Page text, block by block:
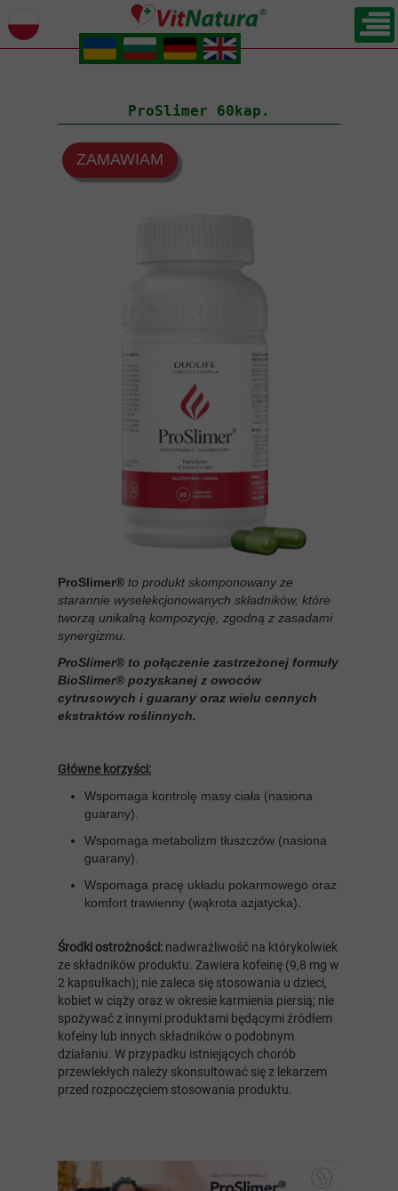
.
.
.
ProSlimer 60kap.
ZAMAWIAM
ProSlimer® to produkt skomponowany ze
starannie wyselekcjonowanych składników, które
tworzą unikalną kompozycję, zgodną z zasadami
synergizmu.
ProSlimer® to połączenie zastrzeżonej formuły
BioSlimer® pozyskanej z owoców
cytrusowych i guarany oraz wielu cennych
ekstraktów roślinnych.
Główne korzyści:
Wspomaga kontrolę masy ciała (nasiona
guarany).
Wspomaga metabolizm tłuszczów (nasiona
guarany).
Wspomaga pracę układu pokarmowego oraz
komfort trawienny (wąkrota azjatycka).
Środki ostrożności: nadwrażliwość na którykolwiek
ze składników produktu. Zawiera kofeinę (9,8 mg w
2 kapsułkach); nie zaleca się stosowania u dzieci,
kobiet w ciąży oraz w okresie karmienia piersią; nie
spożywać z innymi produktami będącymi źródłem
kofeiny lub innych składników o podobnym
działaniu. W przypadku istniejących chorób
przewlekłych należy skonsultować się z lekarzem
przed rozpoczęciem stosowania produktu.